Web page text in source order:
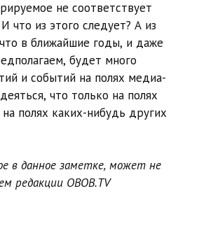
не соответствует
что из этого следует? А из
в ближайшие годы, и даже
будет много
и событий на полях медиа-
что только на полях
полях каких-нибудь других
в данное заметке, может не
редакции OBOB.TV